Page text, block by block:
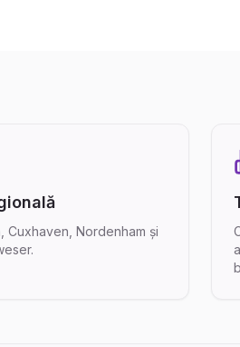
Cuxhaven, Nordenham și